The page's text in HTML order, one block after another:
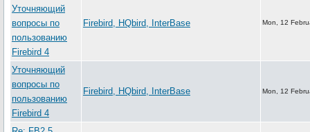
Уточняющий
вопросы по
пользованию
Firebird 4
Firebird, HQbird, InterBase Mon, 12
Уточняющий
вопросы по
пользованию
Firebird 4
Firebird, HQbird, InterBase Mon, 12